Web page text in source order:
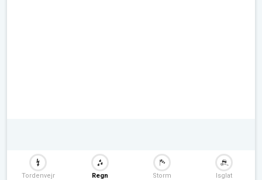
Tordenvejr Regn Storm Isglat